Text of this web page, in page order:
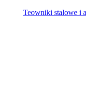
Teowniki stalowe i